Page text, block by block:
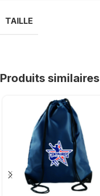
TAILLE
Produits similaires